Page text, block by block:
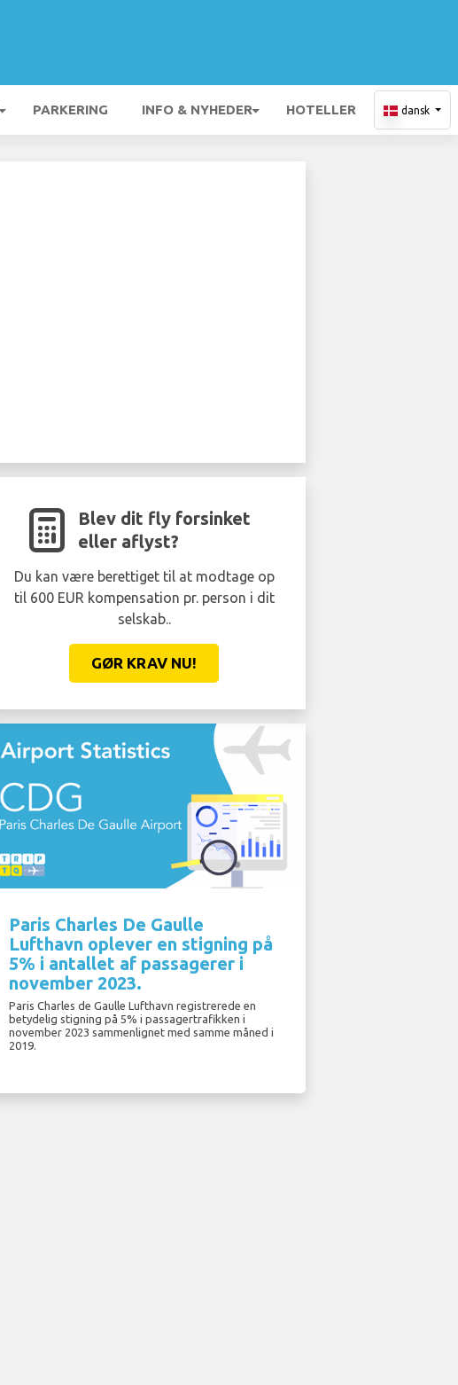
PARKERING INFO & NYHEDER HOTELLER dansk
Blev dit fly forsinket
eller aflyst?
Du kan være berettiget til at modtage op
til 600 EUR kompensation pr. person i dit
selskab..
GØR KRAV NU!
Paris Charles De Gaulle
Lufthavn oplever en stigning på
5% i antallet af passagerer i
november 2023.
Paris Charles de Gaulle Lufthavn registrerede en
betydelig stigning på 5% i passagertrafikken i
november 2023 sammenlignet med samme måned i
2019.